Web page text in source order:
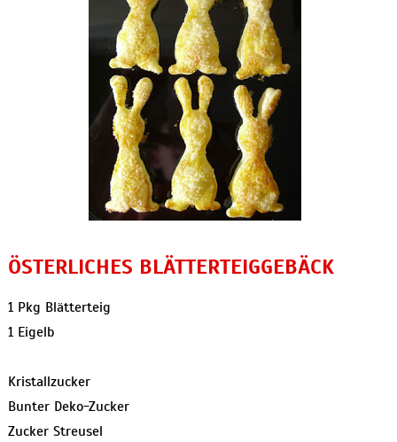
ÖSTERLICHES BLÄTTERTEIGGEBÄCK
1 Pkg Blätterteig
1 Eigelb
Kristallzucker
Bunter Deko-Zucker
Zucker Streusel